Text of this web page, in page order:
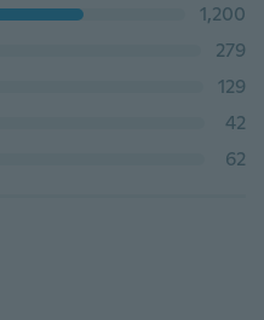
1,200
279
129
42
62